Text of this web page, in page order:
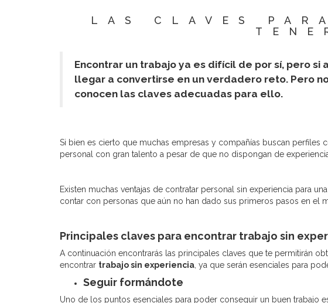
LAS CLAVES
Encontrar un trabajo ya es difícil de por sí, pero
llegar a convertirse en un verdadero reto. Pero
conocen las claves adecuadas para ello.
Si bien es cierto que muchas empresas y compañías buscan
personal con gran talento a pesar de que no dispongan de
Existen muchas ventajas de contratar personal sin experiencia para
contar con personas que aún no han dado sus primeros pasos en
Principales claves para encontrar trabajo sin
A continuación encontrarás las principales claves que te permitirán
encontrar trabajo sin experiencia, ya que serán esenciales para
Seguir formándote
Uno de los puntos esenciales para poder conseguir un buen trabajo